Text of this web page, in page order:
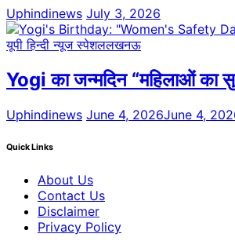
Uphindinews July 3, 2026
यूपी हिन्दी न्यूज स्पेशललखनऊ
Yogi का जन्मदिन “महिलाओं का
Uphindinews June 4, 2026June 4,
Quick Links
About Us
Contact Us
Disclaimer
Privacy Policy